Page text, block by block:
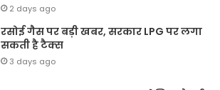
2 days ago
रसोई गैस पर बड़ी खबर, सरकार LPG पर लगा
सकती है टैक्स
3 days ago